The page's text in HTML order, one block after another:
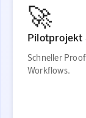
🚀
Pilotprojekt
Schneller
Workflows.